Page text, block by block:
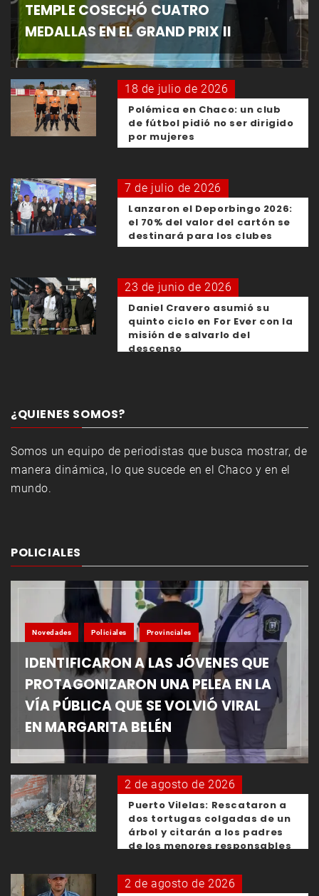
TEMPLE COSECHÓ CUATRO
MEDALLAS EN EL GRAND PRIX II
18 de julio de 2026
Polémica en Chaco: un club
de fútbol pidió no ser dirigido
por mujeres
7 de julio de 2026
Lanzaron el Deporbingo 2026:
el 70% del valor del cartón se
destinará para los clubes
23 de junio de 2026
Daniel Cravero asumió su
quinto ciclo en For Ever con la
misión de salvarlo del
descenso
¿QUIENES SOMOS?
Somos un equipo de periodistas que busca mostrar, de
manera dinámica, lo que sucede en el Chaco y en el
mundo.
POLICIALES
Novedades Policiales Provinciales
IDENTIFICARON A LAS JÓVENES QUE
PROTAGONIZARON UNA PELEA EN LA
VÍA PÚBLICA QUE SE VOLVIÓ VIRAL
EN MARGARITA BELÉN
2 de agosto de 2026
Puerto Vilelas: Rescataron a
dos tortugas colgadas de un
árbol y citarán a los padres
de los menores responsables
2 de agosto de 2026